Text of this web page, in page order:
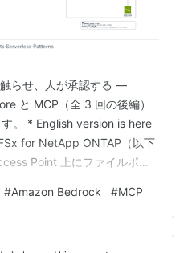
らせ、人が承認する —
と MCP（全 3 回の後編）
。 * English version is here
for NetApp ONTAP（以下
Point 上にファイルポー
、Tamperproof Snapshot、
みました。ここまでで「操
十分な UI が揃いま…
#Amazon Bedrock #MCP